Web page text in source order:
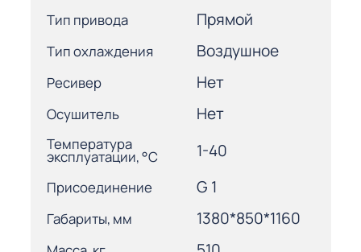
Тип привода Прямой
Тип охлаждения Воздушное
Ресивер Нет
Осушитель Нет
Температура
эксплуатации, °С 1-40
Присоединение G 1
Габариты, мм 1380*850*1160